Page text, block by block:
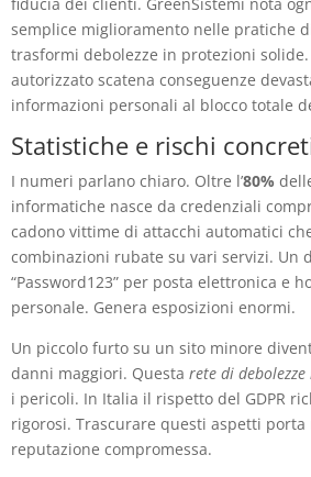
semplice miglioramento nelle pratiche
trasformi debolezze in protezioni solide.
autorizzato scatena conseguenze
informazioni personali al blocco totale
Statistiche e rischi
I numeri parlano chiaro. Oltre l’80%
informatiche nasce da credenziali
cadono vittime di attacchi automatici
combinazioni rubate su vari servizi. Un
“Password123” per posta elettronica e
personale. Genera esposizioni enormi.
Un piccolo furto su un sito minore
danni maggiori. Questa rete di debolezze
i pericoli. In Italia il rispetto del GDPR
rigorosi. Trascurare questi aspetti
reputazione compromessa.